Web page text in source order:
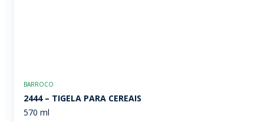
BARROCO
2444 – TIGELA PARA CEREAIS
570 ml